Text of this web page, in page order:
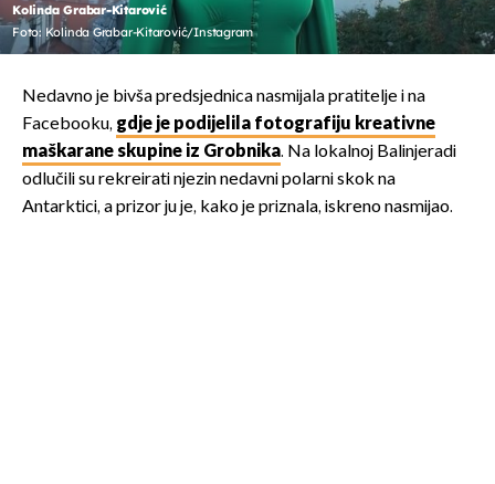
Kolinda Grabar-Kitarović
Foto: Kolinda Grabar-Kitarović/Instagram
Nedavno je bivša predsjednica nasmijala pratitelje i na
Facebooku, gdje je podijelila fotografiju kreativne
maškarane skupine iz Grobnika. Na lokalnoj Balinjeradi
odlučili su rekreirati njezin nedavni polarni skok na
Antarktici, a prizor ju je, kako je priznala, iskreno nasmijao.